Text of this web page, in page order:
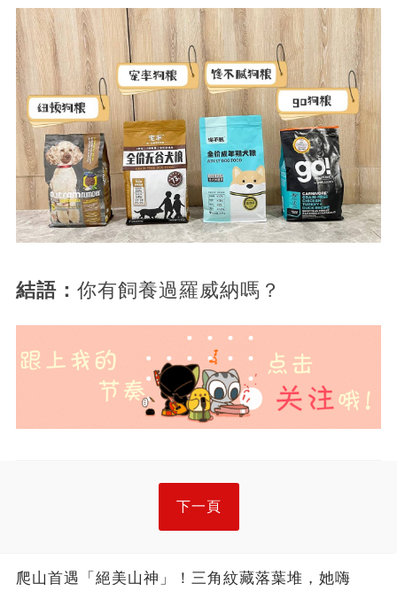
結語： 你有飼養過羅威納嗎？
下一頁
爬山首遇「絕美山神」！三角紋藏落葉堆，她嗨